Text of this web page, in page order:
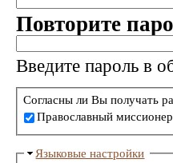
Повторите
Введите пароль в
Согласны ли Вы получать
Православный
Языковые настройки